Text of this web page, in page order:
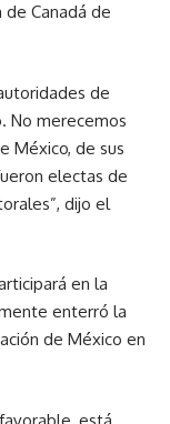
Canadá de
de
No merecemos
México, de sus
electas de
dijo el
en la
enterró la
de México en